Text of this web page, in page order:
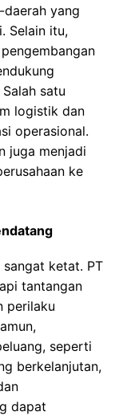
yang
Selain itu,
satu
logistik dan
operasional.
juga menjadi
ke
ketat. PT
tantangan
perilaku
seperti
berkelanjutan,
dapat